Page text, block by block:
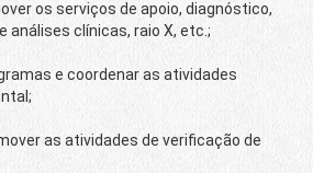
os serviços de apoio, diagnóstico,
análises clínicas, raio X, etc.;
e coordenar as atividades
as atividades de verificação de